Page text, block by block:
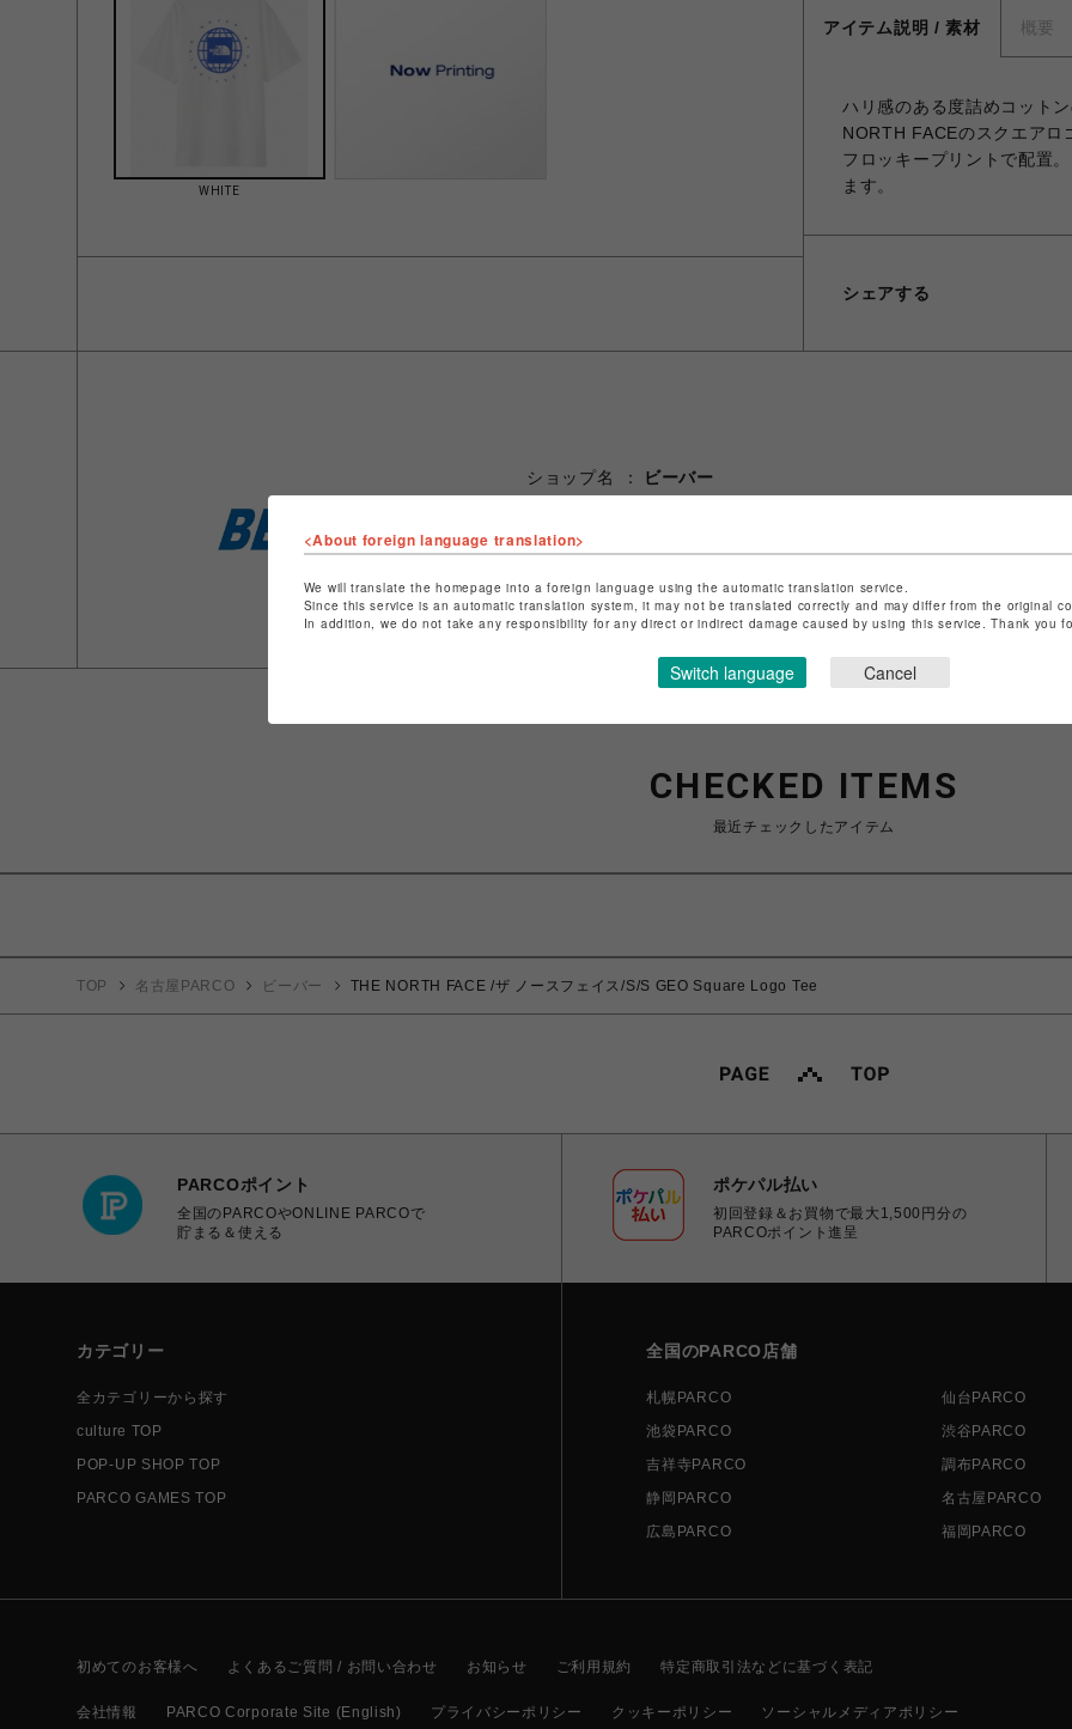
WHITE
アイテム説明 / 素材 概要
ハリ感のある度詰めコット
NORTH FACEのスクエアロ
フロッキープリントで配置
ます。
シェアする
ショップ名
ビーバー
特定商取引法など法令に基づく表記はこちら
ショップお問い合わせは こちら
CHECKED ITEMS
最近チェックしたアイテム
TOP 名古屋PARCO ビーバー THE NORTH FACE /ザ ノースフェイス/S/S GEO Square Logo Tee
PARCOポイント
全国のPARCOやONLINE PARCOで
貯まる＆使える
ポケパル払い
初回登録＆お買物で最大1,500円分の
PARCOポイント進呈
カテゴリー
全カテゴリーから探す
culture TOP
POP-UP SHOP TOP
PARCO GAMES TOP
全国のPARCO店舗
札幌PARCO 仙台PARCO
池袋PARCO
渋谷PARCO
吉祥寺PARCO
調布PARCO
静岡PARCO
名古屋PARCO
広島PARCO
福岡PARCO
初めてのお客様へ よくあるご質問 / お問い合わせ お知らせ ご利用規約 特定商取引法などに基づく表記
会社情報 PARCO Corporate Site (English) プライバシーポリシー クッキーポリシー ソーシャルメディアポリシー
<About foreign language translation>
We will translate the homepage into a foreign language using the automatic translation service.
Since this service is an automatic translation system, it may not be translated correctly and may differ from the original
In addition, we do not take any responsibility for any direct or indirect damage caused by using this service. Thank you
Switch language Cancel